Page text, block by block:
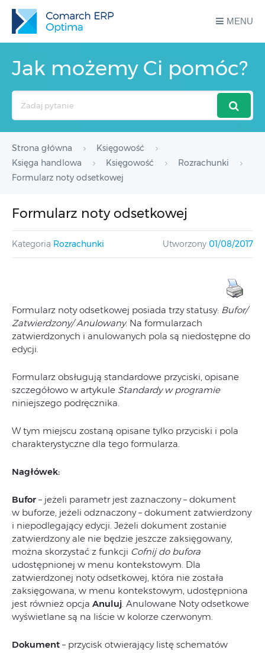
MENU
Jak możemy Ci pomóc?
Strona główna
Księgowość
Księga handlowa
Księgowość
Rozrachunki
Formularz noty odsetkowej
Formularz noty odsetkowej
Kategoria Rozrachunki Utworzony 01/08/2017
Formularz noty odsetkowej posiada trzy statusy: Bufor/
Zatwierdzony/ Anulowany. Na formularzach
zatwierdzonych i anulowanych pola są niedostępne do
edycji.
Formularz obsługują standardowe przyciski, opisane
szczegółowo w artykule Standardy w programie
niniejszego podręcznika.
W tym miejscu zostaną opisane tylko przyciski i pola
charakterystyczne dla tego formularza.
Nagłówek:
Bufor – jeżeli parametr jest zaznaczony – dokument
w buforze, jeżeli odznaczony – dokument zatwierdzony
i niepodlegający edycji. Jeżeli dokument zostanie
zatwierdzony ale nie będzie jeszcze zaksięgowany,
można skorzystać z funkcji Cofnij do bufora
udostępnionej w menu kontekstowym. Dla
zatwierdzonej noty odsetkowej, która nie została
zaksięgowana, w menu kontekstowym, udostępniona
jest również opcja Anuluj. Anulowane Noty odsetkowe
wyświetlane są na liście w kolorze czerwonym.
Dokument – przycisk otwierający listę schematów